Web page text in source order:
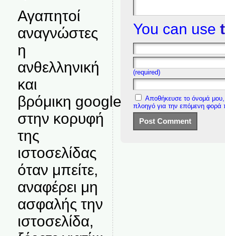
Αγαπητοί
αναγνώστες
η
ανθελληνική
και
βρόμικη google
στην κορυφή
της
ιστοσελίδας
όταν μπείτε,
αναφέρει μη
ασφαλής την
ιστοσελίδα,
You can use
(required)
Αποθήκευσε το όνομά μου,
πλοηγό για την επόμενη